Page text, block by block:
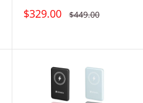
特
$329.00 原
$449.00